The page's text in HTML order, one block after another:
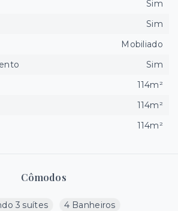
Cômodos
3 suítes
4 Banheiros
Sim
Sim
Mobiliado
Sim
114m²
114m²
114m²